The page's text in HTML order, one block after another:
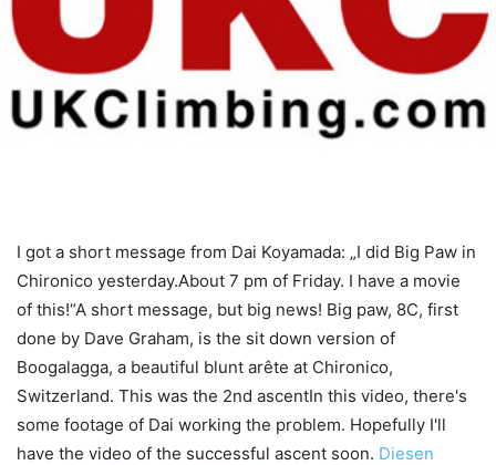
I got a short message from Dai Koyamada: „I did Big Paw in
Chironico yesterday.About 7 pm of Friday. I have a movie
of this!“A short message, but big news! Big paw, 8C, first
done by Dave Graham, is the sit down version of
Boogalagga, a beautiful blunt arête at Chironico,
Switzerland. This was the 2nd ascentIn this video, there's
some footage of Dai working the problem. Hopefully I'll
have the video of the successful ascent soon. Diesen